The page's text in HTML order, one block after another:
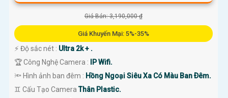
Giá Bán: 3,190,000 ₫
Giá Khuyến Mại: 5%-35%
️⚡ Độ sắc nét : Ultra 2k + .
🏆 Công Nghệ Camera : IP Wifi.
🔦 Hình ảnh ban đêm : Hồng Ngoại Siêu Xa Có Màu Ban Ðêm.
♊ Cấu Tạo CameraThân Plastic.